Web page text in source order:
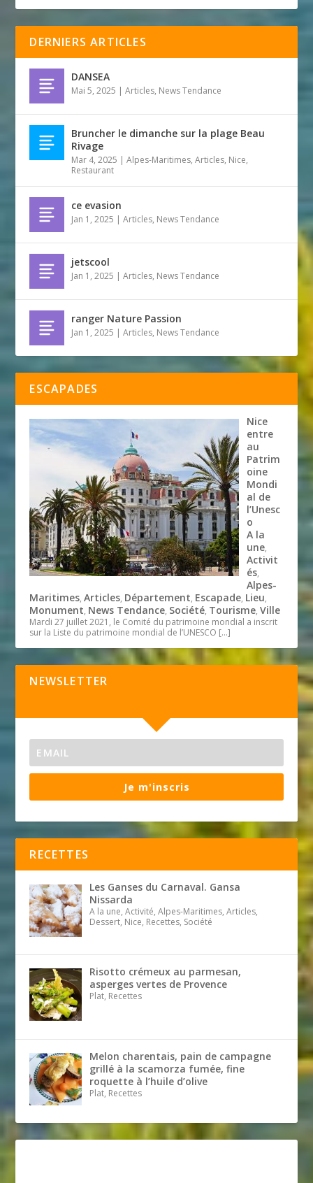
DERNIERS ARTICLES
DANSEA
Mai 5, 2025 |Articles, News Tendance
Bruncher le dimanche sur la plage Beau
Rivage
Mar 4, 2025 |Alpes-Maritimes,Articles, Nice,
Restaurant
ce evasion
Jan 1, 2025 |Articles, News Tendance
jetscool
Jan 1, 2025 |Articles, News Tendance
ranger Nature Passion
Jan 1, 2025 |Articles, News Tendance
ESCAPADES
Nice
entre
au
Patrim
oine
Mondi
al de
l’Unesc
o
A la
une,
Activit
és,
Alpes-
Maritimes,Articles, Département, Escapade, Lieu,
Monument, News Tendance, Société, Tourisme,Ville
Mardi 27 juillet 2021, le Comité du patrimoine mondial a inscrit
sur la Liste du patrimoine mondial de l’UNESCO […]
NEWSLETTER
Je m'inscris
RECETTES
Les Ganses du Carnaval. Gansa
Nissarda
A la une, Activité, Alpes-Maritimes, Articles,
Dessert, Nice, Recettes, Société
Risotto crémeux au parmesan,
asperges vertes de Provence
Plat, Recettes
Melon charentais, pain de campagne
grillé à la scamorza fumée, fine
roquette à l’huile d’olive
Plat, Recettes